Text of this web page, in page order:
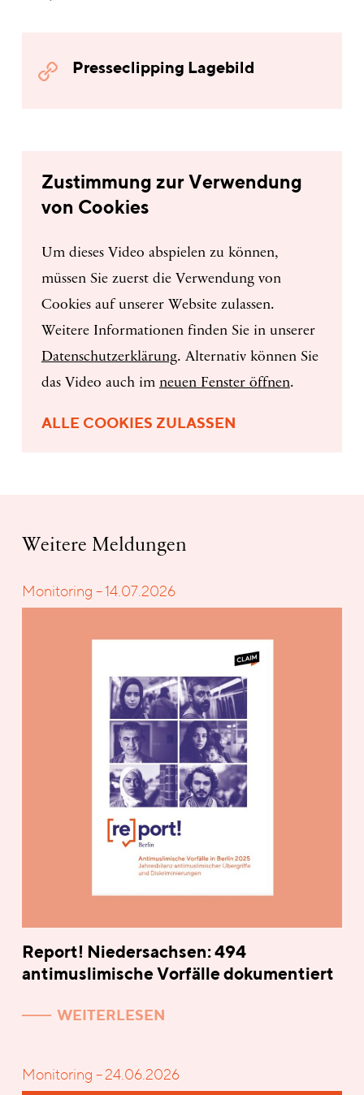
Presseclipping Lagebild
Zustimmung zur Verwendung
von Cookies
Um dieses Video abspielen zu können,
müssen Sie zuerst die Verwendung von
Cookies auf unserer Website zulassen.
Weitere Informationen finden Sie in unserer
Datenschutzerklärung. Alternativ können Sie
das Video auch im neuen Fenster öffnen.
ALLE COOKIES ZULASSEN
Weitere Meldungen
Monitoring – 14.07.2026
Report! Niedersachsen: 494
antimuslimische Vorfälle dokumentiert
WEITERLESEN
Monitoring – 24.06.2026